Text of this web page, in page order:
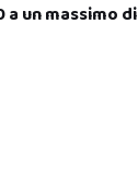
un massimo di